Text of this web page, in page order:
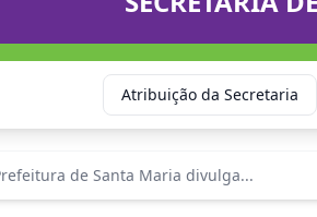
Atribuição da Secretaria
de Santa Maria divulga...